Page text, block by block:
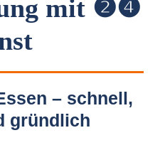
mit ❷❹
– schnell,
gründlich